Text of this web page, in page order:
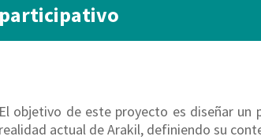
El objetivo de este proyecto es diseñar
realidad actual de Arakil, definiendo su